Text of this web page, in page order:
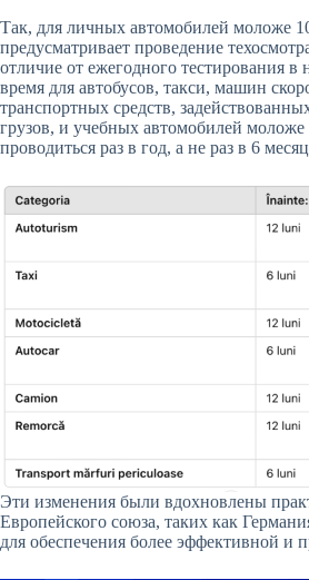
Так, для личных автомобилей моложе
предусматривает проведение
отличие от ежегодного тестирования
время для автобусов, такси, машин
транспортных средств,
грузов, и учебных автомобилей моложе
проводиться раз в год, а не раз в 6
Эти изменения были вдохновлены
Европейского союза, таких как
для обеспечения более эффективной и